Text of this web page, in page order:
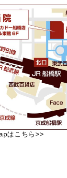
リニック
はこちら>>